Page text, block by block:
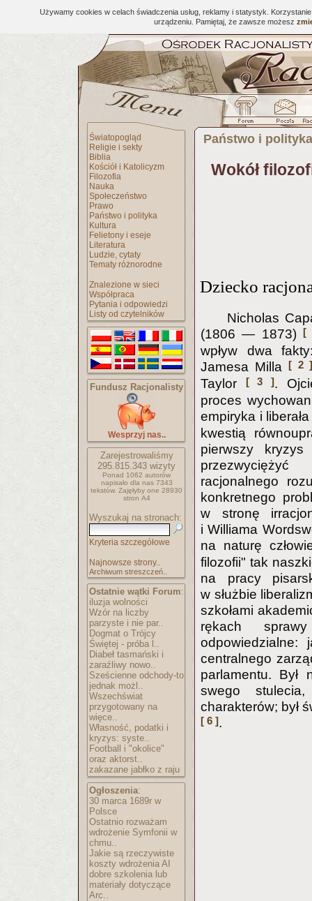
Używamy cookies w celach świadczenia usług, reklamy i statystyk.
urządzeniu. Pamiętaj, że zawsze możesz
Światopogląd
Religie i sekty
Biblia
Kościół i Katolicyzm
Filozofia
Nauka
Społeczeństwo
Prawo
Państwo i polityka
Kultura
Felietony i eseje
Literatura
Ludzie, cytaty
Tematy różnorodne
Znalezione w sieci
Współpraca
Pytania i odpowiedzi
Listy od czytelników
Fundusz Racjonalisty
Wesprzyj nas..
Zarejestrowaliśmy
295.815.343 wizyty
Ponad 1062 autorów
napisało dla nas 7343
tekstów. Zajęłyby one 28930
stron A4
Wyszukaj na stronach:
Kryteria szczegółowe
Najnowsze strony..
Archiwum streszczeń..
Ostatnie wątki Forum:
iluzja wolności
Wzór na liczby
parzyste i nie par..
Dogmat o Trójcy
Świętej - próba l..
Diabeł tasmański i
zaraźliwy nowo..
Sześcienne odchody-to
jednak możl..
Wszechświat
przygotowany na
więce..
Własność, podatki i
kryzys: syste..
Football i "okolice"
oraz aktorst..
zakazane jabłko z raju
Ogłoszenia:
30 marca 1689r w
Polsce
Ostatnio rozważam
wdrożenie Symfonii w
chmu..
Jakie są rzeczywiste
koszty wdrożenia AI
dobre szkolenia lub
materiały dotyczące
Arc..
Państwo i polityka
Wokół
Dziecko
Nicholas
(1806 — 1873) [
wpływ dwa
Jamesa Milla
[ 2 ]
Taylor [ 3 ].
proces
empiryka i
kwestią
pierwszy
racjonalnego
konkretnego
w stronę
i Williama
na naturę
filozofii" tak
na pracy
w służbie
szkołami
rękach
centralnego
parlamentu. Był
swego
charakterów; był
[ 6 ].